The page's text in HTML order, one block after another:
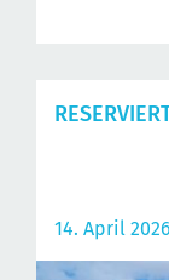
14. April 2026